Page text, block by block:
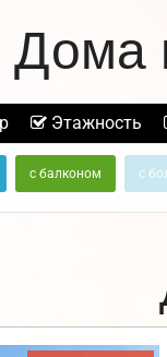
Дома
Этажность
с балконом с